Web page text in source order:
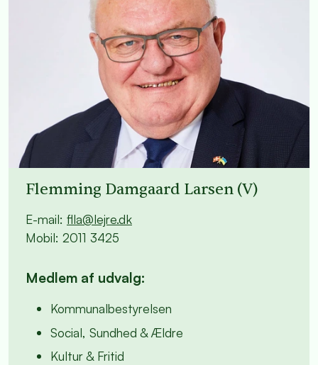
Flemming Damgaard Larsen (V)
E-mail: flla@lejre.dk
Mobil: 2011 3425
Medlem af udvalg:
Kommunalbestyrelsen
Social, Sundhed & Ældre
Kultur & Fritid